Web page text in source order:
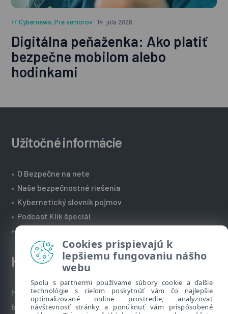
Cybernews,Pre seniorov 14. júla 2026
Digitálna peňaženka: Ako platiť
bezpečne mobilom alebo
hodinkami
Užitočné informácie
• O Bezpečne na nete
• Naše bezpečnostné riešenia
• Kybernetický slovník pojmov
• Podcast Klik špeciál
•Technická podpora spoločnosti ESET
Kontakt
Máte nezodpovedané otázky? Napíšte nám:
bezpecnenanete@eset.sk
Cookies prispievajú k
lepšiemu fungovaniu nášho
webu
Spolu s partnermi používame súbory cookie a ďalšie
technológie s cieľom poskytnúť vám čo najlepšie
optimalizované online prostredie, analyzovať
návštevnosť stránky a ponúknuť vám prispôsobené